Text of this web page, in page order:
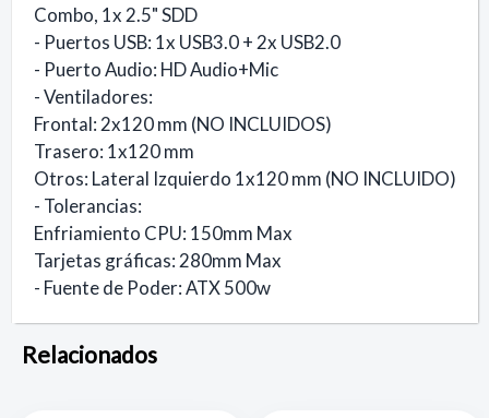
Combo, 1x 2.5" SDD
- Puertos USB: 1x USB3.0 + 2x USB2.0
- Puerto Audio: HD Audio+Mic
- Ventiladores:
Frontal: 2x120 mm (NO INCLUIDOS)
Trasero: 1x120 mm
Otros: Lateral Izquierdo 1x120 mm (NO INCLUIDO)
- Tolerancias:
Enfriamiento CPU: 150mm Max
Tarjetas gráficas: 280mm Max
- Fuente de Poder: ATX 500w
Relacionados